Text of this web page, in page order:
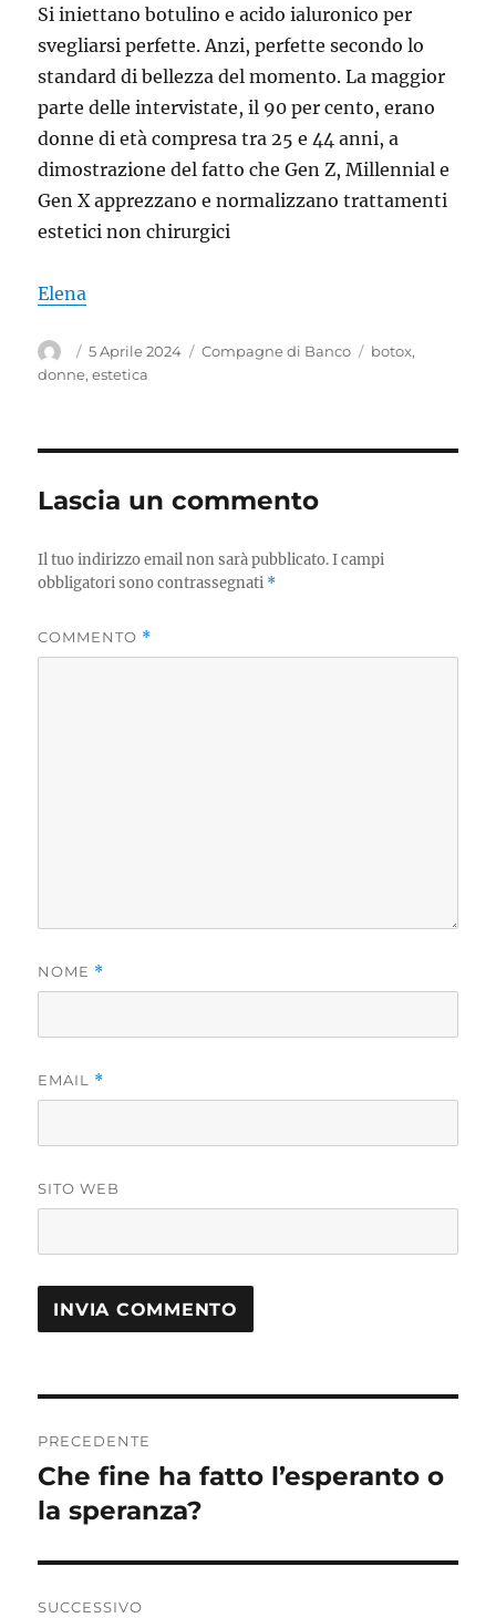
Si iniettano botulino e acido ialuronico per
svegliarsi perfette. Anzi, perfette secondo lo
standard di bellezza del momento. La maggior
parte delle intervistate, il 90 per cento, erano
donne di età compresa tra 25 e 44 anni, a
dimostrazione del fatto che Gen Z, Millennial e
Gen X apprezzano e normalizzano trattamenti
estetici non chirurgici
Elena
Autore
Pubblicato
il
5 Aprile 2024 Categorie
Compagne di Banco Tag
botox,
donne,estetica
Lascia un commento
Il tuo indirizzo email non sarà pubblicato. I campi
obbligatori sono contrassegnati *
COMMENTO *
NOME *
EMAIL *
SITO WEB
articoli
PRECEDENTE
Articolo
precedente:
Che fine ha fatto l’esperanto o
la speranza?
SUCCESSIVO